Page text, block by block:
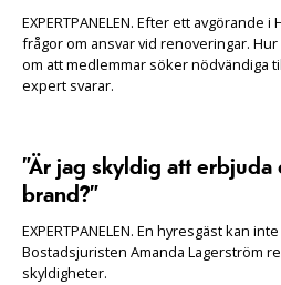
EXPERTPANELEN. Efter ett avgörande
frågor om ansvar vid renoveringar.
om att medlemmar söker nödvändiga
expert svarar.
”Är jag skyldig att
brand?”
EXPERTPANELEN. En hyresgäst kan
Bostadsjuristen Amanda Lagerström
skyldigheter.